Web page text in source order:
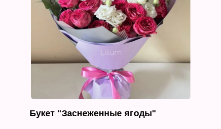
Букет "Заснеженные ягоды"